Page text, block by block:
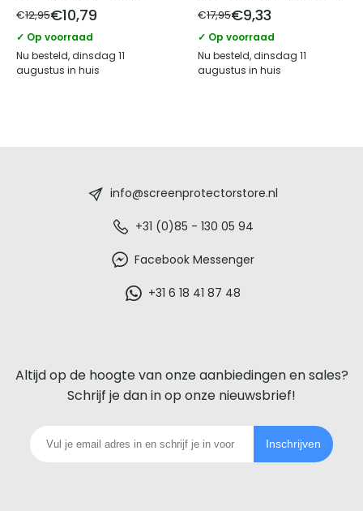
€12,95€10,79
✓ Op voorraad
Nu besteld, dinsdag 11
augustus in huis
€17,95€9,33
✓ Op voorraad
Nu besteld, dinsdag 11
augustus in huis
voor
iedere
telefoon
info@screenprotectorstore.nl
+31 (0)85 - 130 05 94
Facebook Messenger
+31 6 18 41 87 48
Altijd op de hoogte van onze aanbiedingen en sales?
Schrijf je dan in op onze nieuwsbrief!
Inschrijven